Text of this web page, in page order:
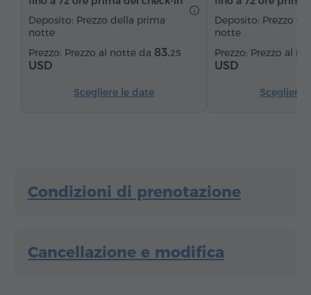
Ferro da stiro con asse (su richiesta)
Deposito: Prezzo della prima
notte
Prezzo al notte da 83.25
USD
Scegliere le date
Deposito: Prezzo
notte
Prezzo al
USD
Scegliere
Condizioni di prenotazione
Cancellazione e modifica